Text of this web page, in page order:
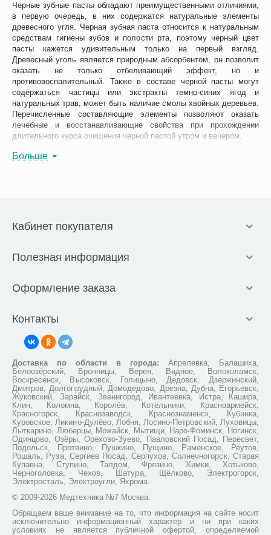
Черные зубные пасты обладают преимущественными отличиями,
в первую очередь, в них содержатся натуральные элементы
древесного угля. Черная зубная паста относится к натуральным
средствам гигиены зубов и полости рта, поэтому черный цвет
пасты кажется удивительным только на первый взгляд.
Древесный уголь является природным абсорбентом, он позволит
оказать не только отбеливающий эффект, но и
противовоспалительный. Также в составе черной пасты могут
содержаться частицы или экстракты темно-синих ягод и
натуральных трав, может быть наличие смолы хвойных деревьев.
Перечисленные составляющие элементы позволяют оказать
лечебные и восстанавливающие свойства при прохождении
длительного курса очищения черной пастой утром и вечером.
Антибактериальные свойства березового угля позволяют не
популярные пасты среди линейки черных чистящих гелей.
Splat Special Blackwood (Российское
производство)
Зубная паста Splat Blackwood - состав: уголь карельской березы;
антибактериальное воздействие и надолго освежает дыхание. В
Черная ночь (Россия)
Российская паста Черная ночь появилась на потребительском
рынке совсем недавно, но уже обрела популярность в среде
покупателей. Дело в том, что средство основано на гидролизате
мидий, который содержит микро- и макроэлементы, укрепляющие
и восстанавливающие эмаль. Замечательно очищает зубы
входящий в состав диоксид кремния, а ионы серебра активно
борются с вредоносными бактериями. В пасту Черная ночь
включены экологически чистые отдушки.
R.O.C.S. EXtreme Fresh «Сенсационное
отбеливание»
Уникальная формула зубной пасты выполнена на основе
новейшей многоступенчатой очищающей системы, содержащей
специальные очищающие полирующие гранулы. Благодаря
особой структуре гранулы на начальном этапе чистки зубов
Больше
Кабинет покупателя
Полезная информация
Оформление заказа
Контакты
Доставка по области в города: Апрелевка, Балашиха,
Белоозёрский, Бронницы, Верея, Видное, Волоколамск,
Воскресенск, Высоковск, Голицыно, Дедовск, Дзержинский,
Дмитров, Долгопрудный, Домодедово, Дрезна, Дубна, Егорьевск,
Жуковский, Зарайск, Звенигород, Ивантеевка, Истра, Кашира,
Клин, Коломна, Королёв, Котельники, Красноармейск,
Красногорск, Краснозаводск, Краснознаменск, Кубинка,
Куровское, Ликино-Дулёво, Лобня, Лосино-Петровский, Луховицы,
Лыткарино, Люберцы, Можайск, Мытищи, Наро-Фоминск, Ногинск,
Одинцово, Озёры, Орехово-Зуево, Павловский Посад, Пересвет,
Подольск, Протвино, Пушкино, Пущино, Раменское, Реутов,
Рошаль, Руза, Сергиев Посад, Серпухов, Солнечногорск, Старая
Купавна, Ступино, Талдом, Фрязино, Химки, Хотьково,
Черноголовка, Чехов, Шатура, Щёлково, Электрогорск,
Электросталь, Электроугли, Яхрома.
© 2009-2026 Медтехника №7 Москва.
Обращаем ваше внимание на то, что информация на сайте носит
исключительно информационный характер и ни при каких
условиях не является публичной офертой, определяемой